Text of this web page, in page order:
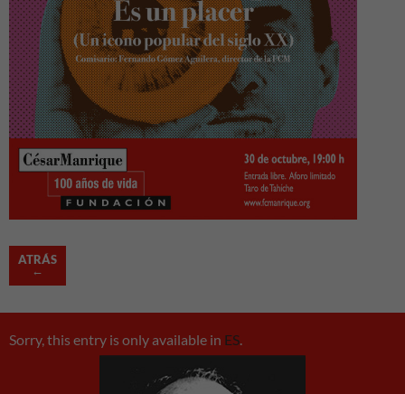
ATRÁS
←
Sorry, this entry is only available in ES